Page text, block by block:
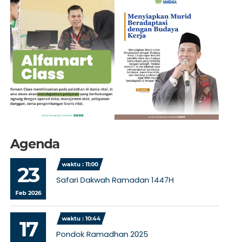
Agenda
23
Feb 2026
waktu : 11:00
Safari Dakwah Ramadan 1447H
17 waktu : 10:44
Pondok Ramadhan 2025